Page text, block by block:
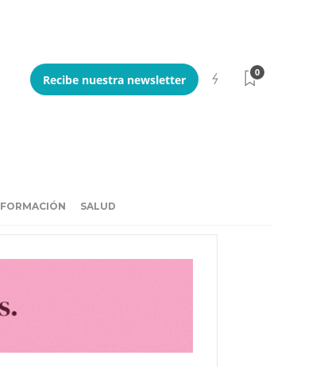
Recibe nuestra newsletter
0
FORMACIÓN SALUD